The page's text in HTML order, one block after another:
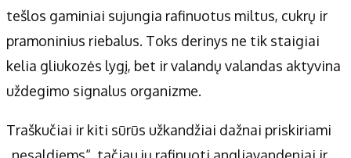
tešlos gaminiai sujungia rafinuotus miltus, cukrų ir
pramoninius riebalus. Toks derinys ne tik staigiai
kelia gliukozės lygį, bet ir valandų valandas aktyvina
uždegimo signalus organizme.
Traškučiai ir kiti sūrūs užkandžiai dažnai priskiriami